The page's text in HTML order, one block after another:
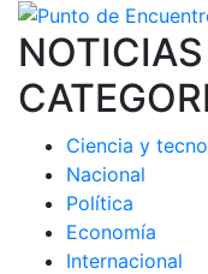
Ciencia y
Nacional
Política
Economía
Internacional